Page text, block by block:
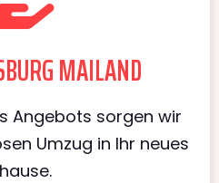
MAILAND
Angebots sorgen wir
Umzug in Ihr neues